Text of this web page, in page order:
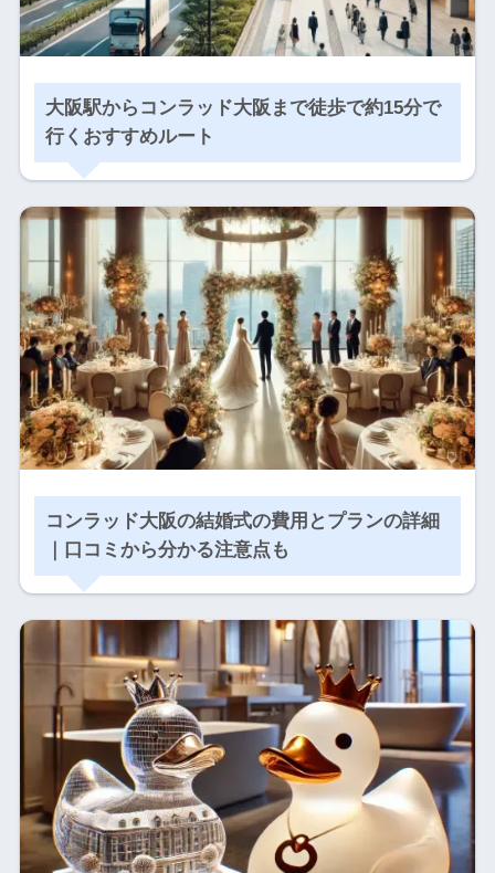
大阪駅からコンラッド大阪まで徒歩で約15分で
行くおすすめルート
コンラッド大阪の結婚式の費用とプランの詳細
｜口コミから分かる注意点も